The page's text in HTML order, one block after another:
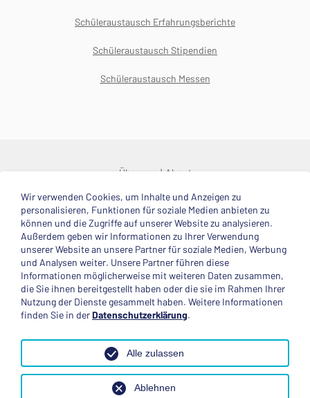
Schüleraustausch Erfahrungsberichte
Schüleraustausch Stipendien
Schüleraustausch Messen
Über uns About
© 2025 Deutsche Stiftung Völkerverständigung
Impressum Datenschutzerklärung Kontakt
Mitglied im
Anerkannte Einsatzstelle
Wir verwenden Cookies, um Inhalte und Anzeigen zu
personalisieren, Funktionen für soziale Medien anbieten zu
können und die Zugriffe auf unserer Website zu analysieren.
Außerdem geben wir Informationen zu Ihrer Verwendung
unserer Website an unsere Partner für soziale Medien, Werbung
und Analysen weiter. Unsere Partner führen diese
Informationen möglicherweise mit weiteren Daten zusammen,
die Sie ihnen bereitgestellt haben oder die sie im Rahmen Ihrer
Nutzung der Dienste gesammelt haben. Weitere Informationen
finden Sie in derDatenschutzerklärung.
Ablehnen
Alle zulassen